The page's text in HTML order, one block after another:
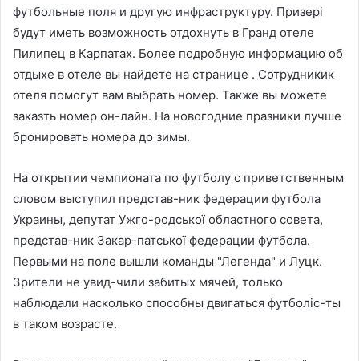
футбольные поля и другую инфраструктуру. Призері
будут иметь возможность отдохнуть в Гранд отеле
Пилипец в Карпатах. Более подробную информацию об
отдыхе в отеле вы найдете на странице . Сотрудникик
отеля помогут вам выбрать номер. Также вы можете
заказть номер он-лайн. На новогодние празники лучше
бронировать номера до зимы.
На открытии чемпионата по футболу с приветственным
словом выступил представ-ник федерации футбола
Украины, депутат Ужго-родської областного совета,
представ-ник Закар-патської федерации футбола.
Первыми на поле вышли команды "Легенда" и Луцк.
Зрители не увид-чили забитых мячей, только
наблюдали насколько способны двигаться футболіс-ты
в таком возрасте.